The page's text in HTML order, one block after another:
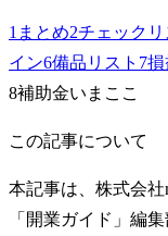
1 まとめ2チェックリ
イン6備品リスト 7損
8補助金いまここ
この記事について
本記事は、株式会
「開業ガイド」編